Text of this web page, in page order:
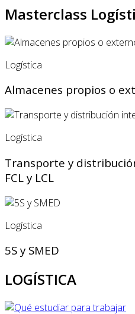
Masterclass
Logística
Almacenes propios o
Logística
Transporte y
FCL y LCL
Logística
5S y SMED
LOGÍSTICA